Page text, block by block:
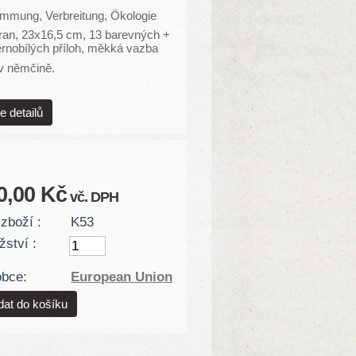
Verbreitung, Ökologie
23x16,5 cm, 13 barevných +
příloh, měkká vazba
němčině.
detailů
Kčvč. DPH
:
K53
:
European Union